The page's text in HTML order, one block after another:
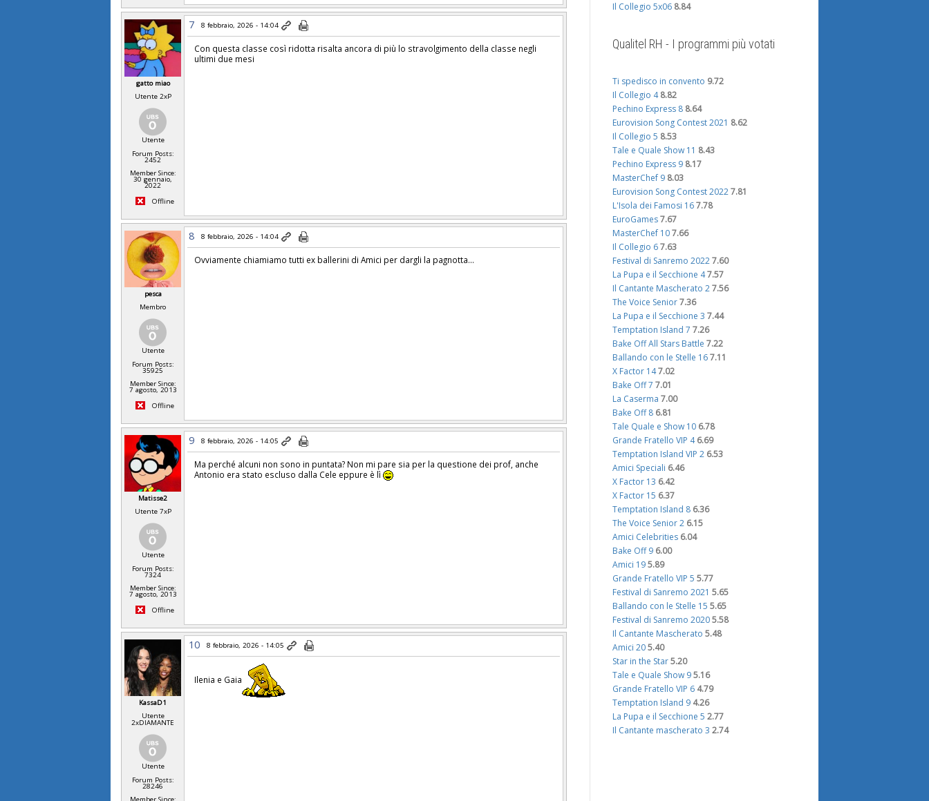
gatto miao
Utente 2xP
Utente
Forum Posts:
2452
Member Since:
30 gennaio,
2022
Offline
7 8 febbraio, 2026 - 14:04
Con questa classe così ridotta risalta ancora di più lo stravolgimento della classe negli
ultimi due mesi
pesca
Membro
Utente
Forum Posts:
35925
Member Since:
7 agosto, 2013
Offline
8 8 febbraio, 2026 - 14:04
Ovviamente chiamiamo tutti ex ballerini di Amici per dargli la pagnotta...
Matisse2
Utente 7xP
Utente
Forum Posts:
7324
Member Since:
7 agosto, 2013
Offline
9 8 febbraio, 2026 - 14:05
Ma perché alcuni non sono in puntata? Non mi pare sia per la questione dei prof, anche
Antonio era stato escluso dalla Cele eppure è lì
KassaD1
Utente
2xDIAMANTE
Utente
Forum Posts:
28246
10 8 febbraio, 2026 - 14:05
Ilenia e Gaia
Il Collegio 5x06 8.84
Qualitel RH - I programmi più votati
Ti spedisco in convento 9.72
Il Collegio 4 8.82
Pechino Express 8 8.64
Eurovision Song Contest 2021 8.62
Il Collegio 5 8.53
Tale e Quale Show 11 8.43
Pechino Express 9 8.17
MasterChef 9 8.03
Eurovision Song Contest 2022 7.81
L'Isola dei Famosi 16 7.78
EuroGames 7.67
MasterChef 10 7.66
Il Collegio 6 7.63
Festival di Sanremo 2022 7.60
La Pupa e il Secchione 47.57
Il Cantante Mascherato 2 7.56
The Voice Senior 7.36
La Pupa e il Secchione 3 7.44
Temptation Island 7 7.26
Bake Off All Stars Battle 7.22
Ballando con le Stelle 16 7.11
X Factor 147.02
Bake Off 7 7.01
La Caserma 7.00
Bake Off 8 6.81
Tale Quale e Show 10 6.78
Grande Fratello VIP 4 6.69
Temptation Island VIP 2 6.53
Amici Speciali 6.46
X Factor 13 6.42
X Factor 15 6.37
Temptation Island 8 6.36
The Voice Senior 2 6.15
Amici Celebrities 6.04
Bake Off 9 6.00
Amici 19 5.89
Grande Fratello VIP 5 5.77
Festival di Sanremo 2021 5.65
Ballando con le Stelle 15 5.65
Festival di Sanremo 2020 5.58
Il Cantante Mascherato 5.48
Amici 20 5.40
Star in the Star 5.20
Tale e Quale Show 9 5.16
Grande Fratello VIP 6 4.79
Temptation Island 9 4.26
La Pupa e il Secchione 5 2.77
Il Cantante mascherato 3 2.74